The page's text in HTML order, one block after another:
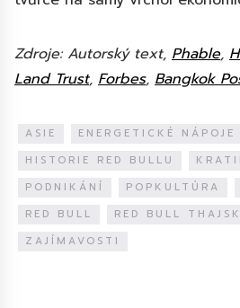
Zdroje: Autorský text, Phable,
Land Trust, Forbes, Bangkok
ASIE ENERGETICKÉ NÁPOJE
HISTORIE RED BULLU
PODNIKÁNÍ
POPKULTÚRA
RED BULL
RED BULL
ZAJÍMAVOSTI